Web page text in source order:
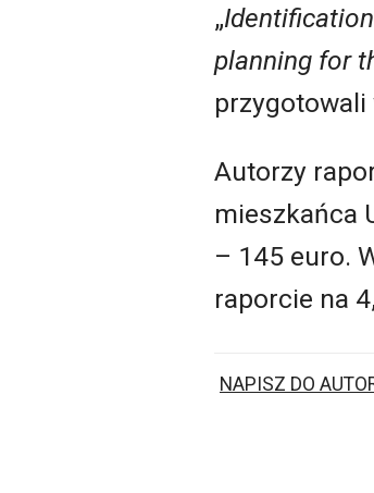
„
planning for
Autorzy
mieszkańca
– 145 euro.
raporcie na
NAPISZ DO